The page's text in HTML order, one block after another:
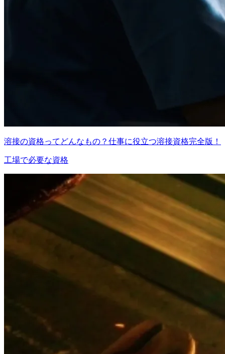
溶接の資格ってどんなもの？仕事に役立つ溶接資格完全版！
工場で必要な資格